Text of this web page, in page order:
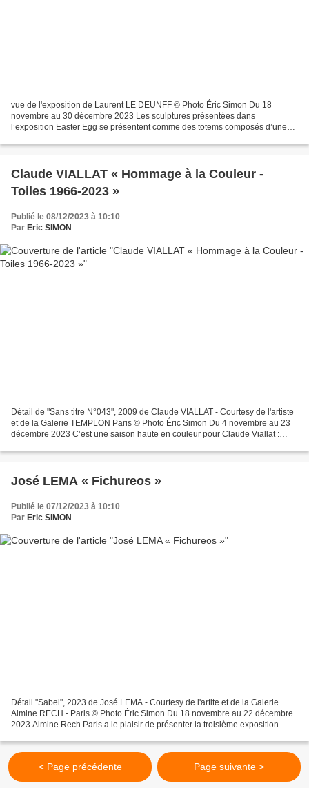
vue de l'exposition de Laurent LE DEUNFF © Photo Éric Simon Du 18
novembre au 30 décembre 2023 Les sculptures présentées dans
l’exposition Easter Egg se présentent comme des totems composés d’une
Claude VIALLAT « Hommage à la Couleur -
Toiles 1966-2023 »
Publié le 08/12/2023 à 10:10
Par Eric SIMON
Détail de "Sans titre N°043", 2009 de Claude VIALLAT - Courtesy de l'artiste
et de la Galerie TEMPLON Paris © Photo Éric Simon Du 4 novembre au 23
décembre 2023 C’est une saison haute en couleur pour Claude Viallat :
José LEMA « Fichureos »
Publié le 07/12/2023 à 10:10
Par Eric SIMON
Détail "Sabel", 2023 de José LEMA - Courtesy de l'artite et de la Galerie
Almine RECH - Paris © Photo Éric Simon Du 18 novembre au 22 décembre
2023 Almine Rech Paris a le plaisir de présenter la troisième exposition
< Page précédente Page suivante >